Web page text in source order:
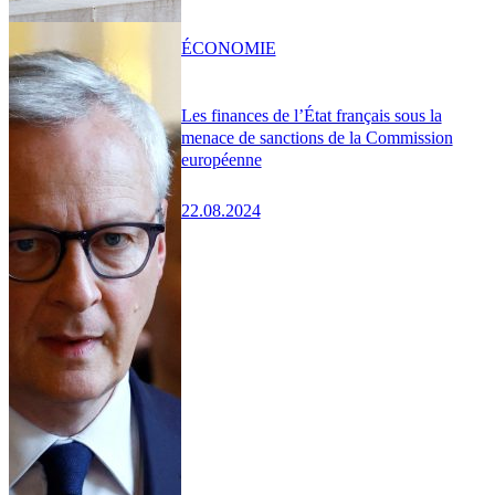
Les finances de l’État français sous la
menace de sanctions de la Commission
européenne
22.08.2024
ÉCONOMIE